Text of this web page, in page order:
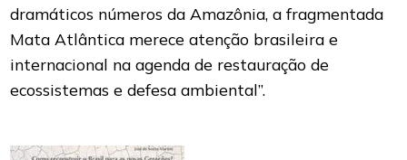
dramáticos números da Amazônia, a fragmentada
Mata Atlântica merece atenção brasileira e
internacional na agenda de restauração de
ecossistemas e defesa ambiental”.